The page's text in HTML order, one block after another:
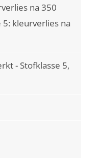
na 350
5: kleurverlies na
- Stofklasse 5,